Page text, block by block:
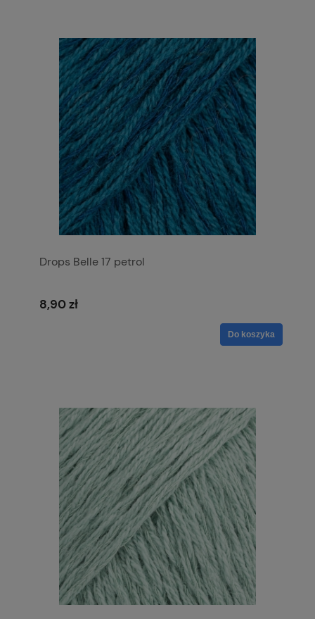
Drops Belle 17 petrol
8,90 zł
Do koszyka